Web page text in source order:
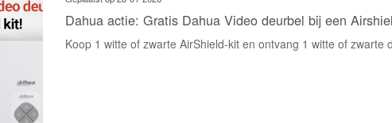
Dahua actie: Gratis Dahua Video deurbel bij een
Koop 1 witte of zwarte AirShield-kit en ontvang 1 witte of zwarte